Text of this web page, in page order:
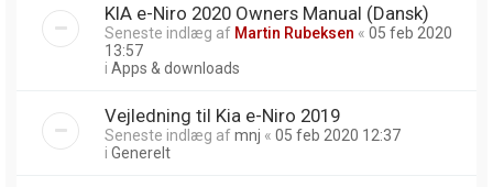
KIA e-Niro 2020 Owners Manual (Dansk)
Seneste indlæg af Martin Rubeksen « 05 feb 2020
13:57
i Apps & downloads
Vejledning til Kia e-Niro 2019
Seneste indlæg afmnj « 05 feb 2020 12:37
i Generelt